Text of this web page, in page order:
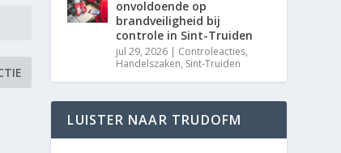
onvoldoende op
brandveiligheid bij
controle in Sint-Truiden
jul 29, 2026 | Controleacties,
Handelszaken, Sint-Truiden
LUISTER NAAR TRUDOFM